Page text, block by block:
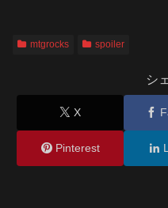
mtgrocks spoiler
シ
X
Pinterest